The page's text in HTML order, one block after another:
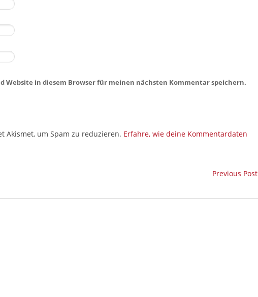
Website in diesem Browser für meinen nächsten Kommentar speichern.
Akismet, um Spam zu reduzieren. Erfahre, wie deine Kommentardaten
Previous Post